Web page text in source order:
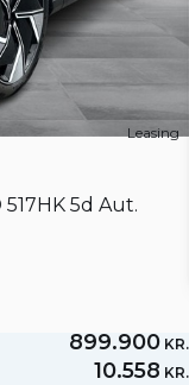
Leasing
5d Aut.
899.900 KR.
10.558 KR.